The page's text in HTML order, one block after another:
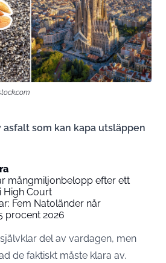
som kan kapa utsläppen
mångmiljonbelopp efter ett
High Court
Fem Natoländer når
procent 2026
del av vardagen, men
de faktiskt måste klara av.